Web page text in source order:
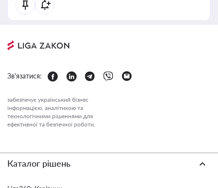
Зв'язатися:
забезпечує український бізнес
інформацією, аналітикою та
технологічними рішеннями для
ефективної та безпечної роботи.
Каталог рішень